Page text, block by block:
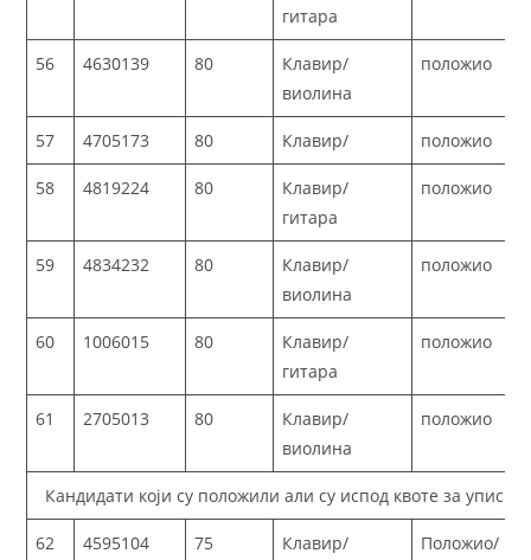
гитара
56 4630139 80
Клавир/
виолина
положио
57 4705173 80 Клавир/ положио
58 4819224 80
Клавир/
гитара
положио
59 4834232 80
Клавир/
виолина
положио
60 1006015 80
Клавир/
гитара
положио
61 2705013 80
Клавир/
виолина
положио
Кандидати који су положили али су испод квоте за упис
62 4595104 75
Клавир/
Положио/